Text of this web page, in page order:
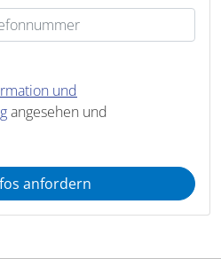
und
angesehen und
anfordern